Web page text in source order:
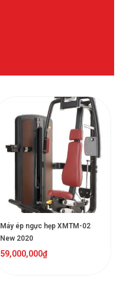
Máy ép ngực hẹp XMTM-02
New 2020
59,000,000₫